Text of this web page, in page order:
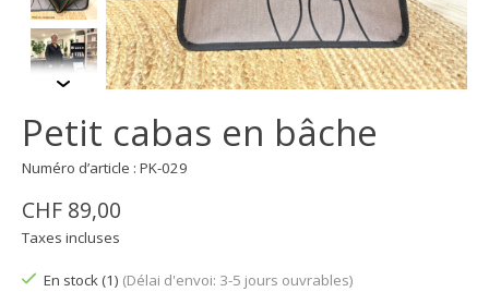
Petit cabas en bâche
Numéro d’article : PK-029
CHF 89,00
Taxes incluses
En stock (1) (Délai d'envoi: 3-5 jours ouvrables)